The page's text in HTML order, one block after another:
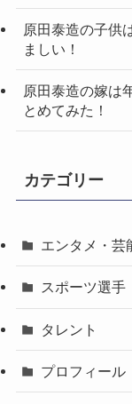
原田泰造の子供
ましい！
原田泰造の嫁は
とめてみた！
カテゴリー
エンタメ・芸
スポーツ選手
タレント
プロフィール